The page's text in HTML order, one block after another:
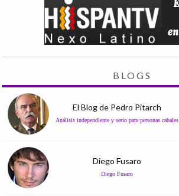
BLOGS
El Blog de Pedro Pitarch
Análisis independiente y serio para personas cabales
Diego Fusaro
Diego Fusaro